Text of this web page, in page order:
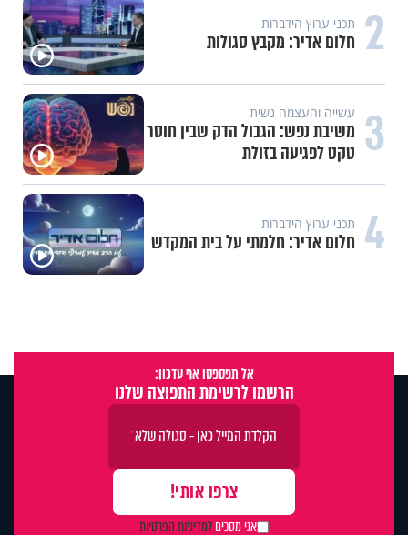
2 תכני ערוץ הידברות
חלום אדיר: מקבץ סגולות
3 עשייה והעצמה נשית
משיבת נפש: הגבול הדק שבין חוסר
טקט לפגיעה בזולת
4 תכני ערוץ הידברות
חלום אדיר: חלמתי על בית המקדש
אל תפספסו אף עדכון:
הרשמו לרשימת התפוצה שלנו
אני מסכיםלמדיניות הפרטיות